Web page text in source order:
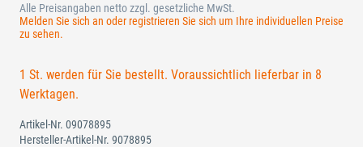
Alle Preisangaben netto zzgl. gesetzliche MwSt.
Melden Sie sich an oder registrieren Sie sich um Ihre individuellen Preise
zu sehen.
1 St. werden für Sie bestellt. Voraussichtlich lieferbar in 8
Werktagen.
Artikel-Nr. 09078895
Hersteller-Artikel-Nr. 9078895